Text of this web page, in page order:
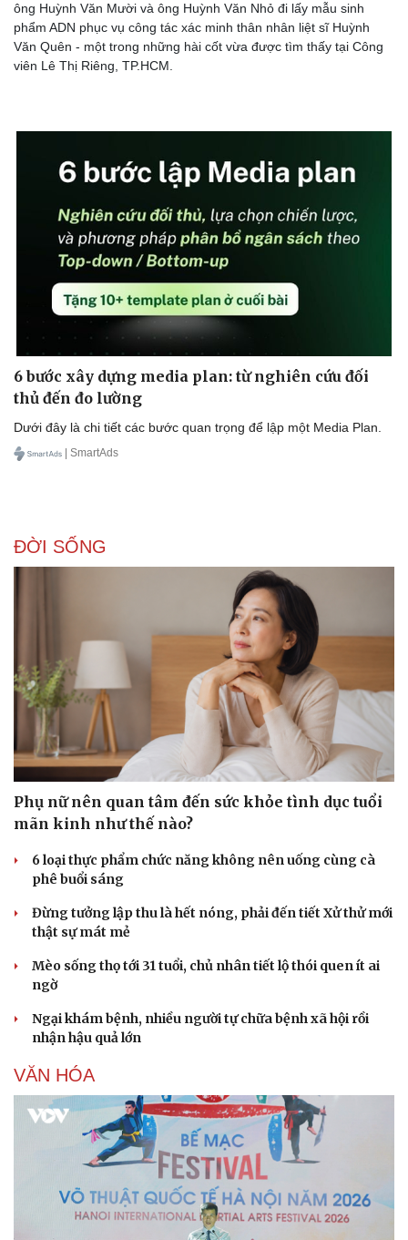
Văn hóa
Sân khấu - Điện ảnh
Văn học
Âm nhạc
Giải trí
Nghệ sĩ
Thời trang
Sao Việt
ông Huỳnh Văn Mười và ông Huỳnh Văn Nhỏ đi lấy mẫu sinh
phẩm ADN phục vụ công tác xác minh thân nhân liệt sĩ Huỳnh
Văn Quên - một trong những hài cốt vừa được tìm thấy tại Công
viên Lê Thị Riêng, TP.HCM.
6 bước xây dựng media plan: từ nghiên cứu đối
thủ đến đo lường
Dưới đây là chi tiết các bước quan trọng để lập một Media Plan.
| SmartAds
ĐỜI SỐNG
Phụ nữ nên quan tâm đến sức khỏe tình dục tuổi
mãn kinh như thế nào?
6 loại thực phẩm chức năng không nên uống cùng cà
phê buổi sáng
Đừng tưởng lập thu là hết nóng, phải đến tiết Xử thử mới
thật sự mát mẻ
Mèo sống thọ tới 31 tuổi, chủ nhân tiết lộ thói quen ít ai
ngờ
Ngại khám bệnh, nhiều người tự chữa bệnh xã hội rồi
nhận hậu quả lớn
VĂN HÓA